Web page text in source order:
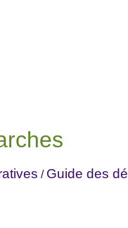
/ Guide des